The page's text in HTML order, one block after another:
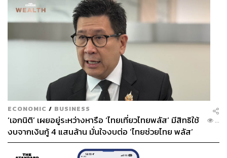
ECONOMIC / BUSINESS
‘เอกนิติ’ เผยอยู่ระหว่างหารือ ‘ไทยเที่ยวไทยพลัส’ มีสิทธิใช้
งบจากเงินกู้ 4 แสนล้าน มั่นใจงบต่อ ‘ไทยช่วยไทย พลัส’
เฟส 2 มีเพียงพอ
...